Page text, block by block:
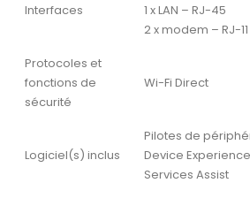
Interfaces
1 x LAN – RJ-45
2 x modem – RJ-11
Protocoles et
fonctions de
sécurité
Wi-Fi Direct
Logiciel(s) inclus
Pilotes de
Device
Services Assist